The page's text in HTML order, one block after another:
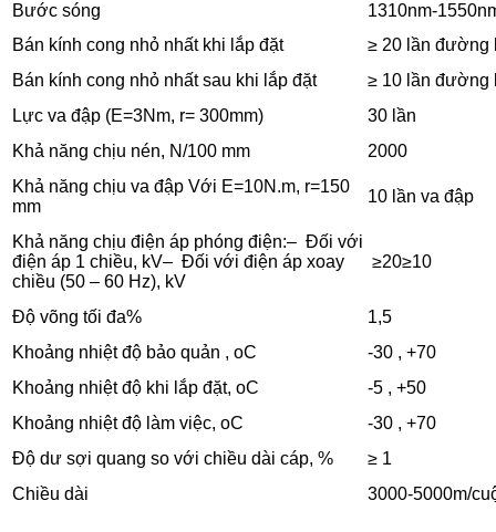
Bước sóng
1310nm-
Bán kính cong nhỏ nhất khi lắp đặt
≥ 20 lần đường
Bán kính cong nhỏ nhất sau khi lắp đặt
≥ 10 lần đường
Lực va đập (E=3Nm, r= 300mm)
30 lần
Khả năng chịu nén, N/100 mm
2000
Khả năng chịu va đập Với E=10N.m, r=150
mm
10 lần va đập
Khả năng chịu điện áp phóng điện:– Đối với
điện áp 1 chiều, kV– Đối với điện áp xoay
chiều (50 – 60 Hz), kV
≥20≥10
Độ võng tối đa%
1,5
Khoảng nhiệt độ bảo quản , oC
-30 , +70
Khoảng nhiệt độ khi lắp đặt, oC
-5 , +50
Khoảng nhiệt độ làm việc, oC
-30 , +70
Độ dư sợi quang so với chiều dài cáp, %
≥ 1
Chiều dài
3000-5000m/